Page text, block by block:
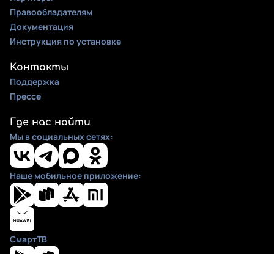
Правообладателям
Документация
Инструкция по установке
Контакты
Поддержка
Прессе
Где нас найти
Мы в социальных сетях:
Наше мобильное приложение:
СмартТВ